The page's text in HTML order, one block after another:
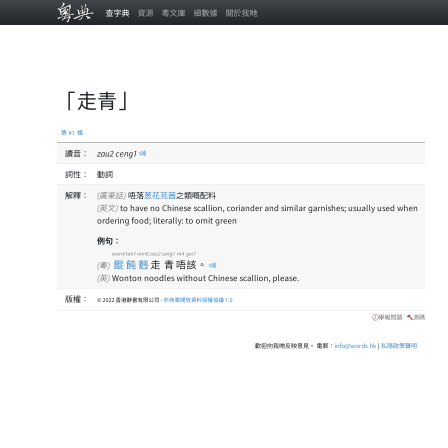
查字典 資源 粵文庫 細數據 關於我哋
「走青」
第 #1 條
讀音： zau2ceng1
詞性：
動詞
解釋：
(廣東話) 唔落葱花芫茜之類嘅配料
(英文)
ordering food; literally: to omit green
例句：
(粵) 餛飩麪
wan4 tan1 min6
走
zau2
青
ceng1
唔
m4
該
goi1
。
(英) Wonton noodles without Chinese scallion, please.
版權：
© 2022 香港辭書有限公司 -非商業開放資料授權協議 1.0
舉報問題 源碼
歡迎向我哋反映意見。 電郵： info@words.hk | 私隱政策聲明